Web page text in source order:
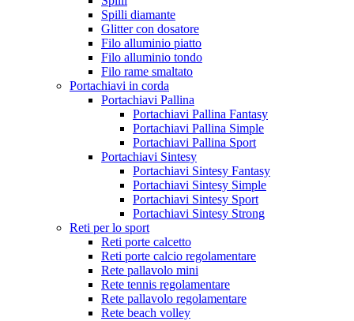
Spilli diamante
Glitter con dosatore
Filo alluminio piatto
Filo alluminio tondo
Filo rame smaltato
Portachiavi in corda
Portachiavi Pallina
Portachiavi Pallina Fantasy
Portachiavi Pallina Simple
Portachiavi Pallina Sport
Portachiavi Sintesy
Portachiavi Sintesy Fantasy
Portachiavi Sintesy Simple
Portachiavi Sintesy Sport
Portachiavi Sintesy Strong
Reti per lo sport
Reti porte calcetto
Reti porte calcio regolamentare
Rete pallavolo mini
Rete tennis regolamentare
Rete pallavolo regolamentare
Rete beach volley